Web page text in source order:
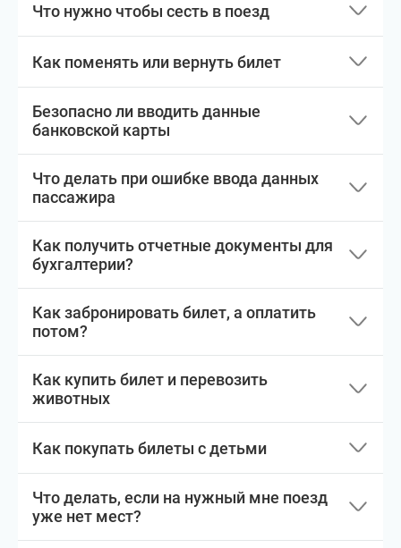
Что нужно чтобы сесть в поезд
Как поменять или вернуть билет
Безопасно ли вводить данные
банковской карты
Что делать при ошибке ввода данных
пассажира
Как получить отчетные документы для
бухгалтерии?
Как забронировать билет, а оплатить
потом?
Как купить билет и перевозить
животных
Как покупать билеты с детьми
Что делать, если на нужный мне поезд
уже нет мест?